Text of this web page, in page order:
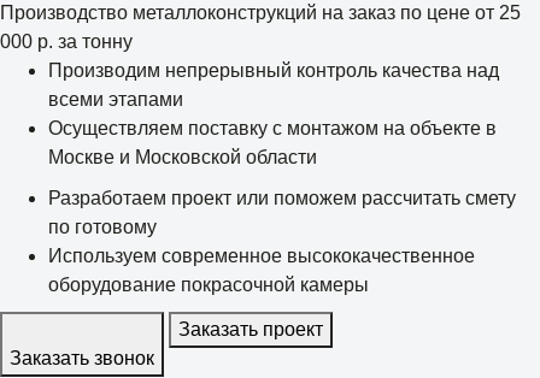
Производство металлоконструкций на заказ по цене от 25
000 р. за тонну
Производим непрерывный контроль качества над
всеми этапами
Осуществляем поставку с монтажом на объекте в
Москве и Московской области
Разработаем проект или поможем рассчитать смету
по готовому
Используем современное высококачественное
оборудование покрасочной камеры
Заказать звонок
Заказать проект